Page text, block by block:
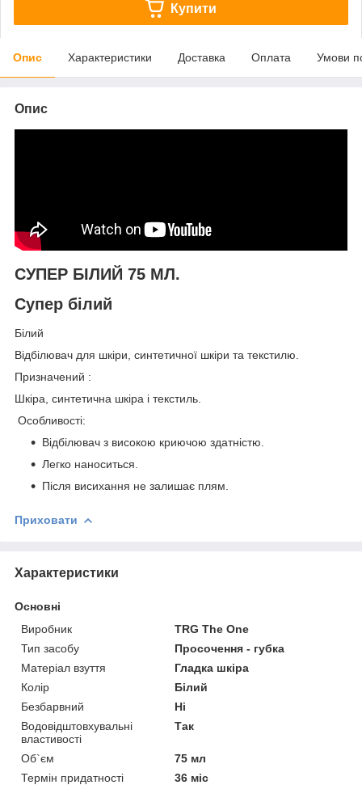
Купити
Опис Характеристики Доставка Оплата Умови
Опис
СУПЕР БІЛИЙ 75 МЛ.
Супер білий
Білий
Відбілювач для шкіри, синтетичної шкіри та текстилю.
Призначений :
Шкіра, синтетична шкіра і текстиль.
Особливості:
Відбілювач з високою криючою здатністю.
Легко наноситься.
Після висихання не залишає плям.
Приховати
Характеристики
Основні
Виробник
TRG The One
Тип засобу
Просочення - губка
Матеріал взуття
Гладка шкіра
Колір
Білий
Безбарвний
Ні
Водовідштовхувальні
властивості
Так
Об`єм
75 мл
Термін придатності
36 міс